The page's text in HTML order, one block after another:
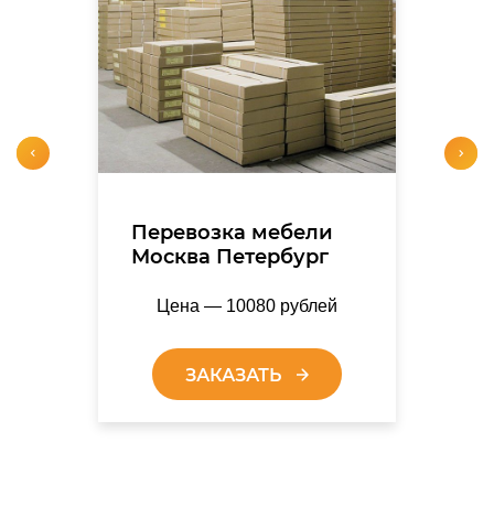
Перевозка мебели
Москва Петербург
Цена — 10080 рублей
ЗАКАЗАТЬ